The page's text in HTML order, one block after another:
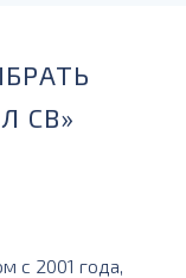
СВ»
с 2001 года,